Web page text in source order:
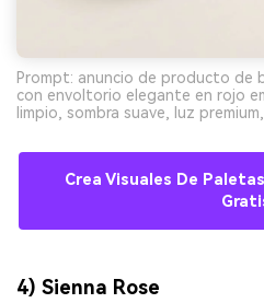
Prompt: anuncio de producto de
con envoltorio elegante en rojo
limpio, sombra suave, luz
Crea Visuales De
4) Sienna Rose